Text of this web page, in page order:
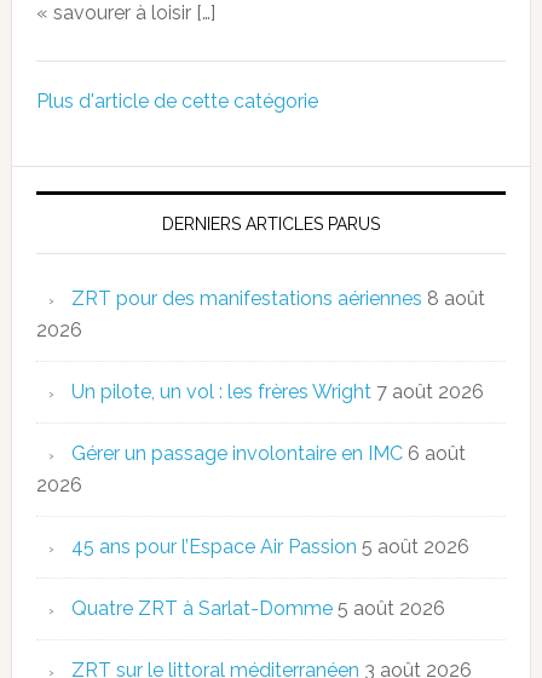
« savourer à loisir […]
Plus d'article de cette catégorie
DERNIERS ARTICLES PARUS
ZRT pour des manifestations aériennes 8 août
2026
Un pilote, un vol : les frères Wright 7 août 2026
Gérer un passage involontaire en IMC 6 août
2026
45 ans pour l’Espace Air Passion 5 août 2026
Quatre ZRT à Sarlat-Domme 5 août 2026
ZRT sur le littoral méditerranéen 3 août 2026